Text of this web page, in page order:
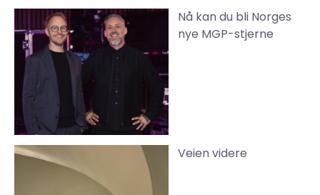
Nå kan du bli Norges
nye MGP-stjerne
Veien videre